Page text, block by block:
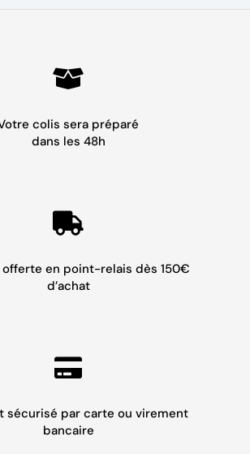
colis sera préparé
dans les 48h
offerte en point-relais dès 150€
d’achat
sécurisé par carte ou virement
bancaire